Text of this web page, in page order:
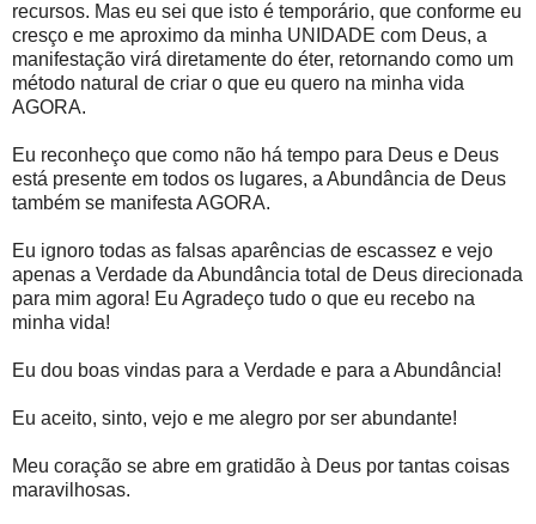
recursos. Mas eu sei que isto é temporário, que conforme eu
cresço e me aproximo da minha UNIDADE com Deus, a
manifestação virá diretamente do éter, retornando como um
método natural de criar o que eu quero na minha vida
AGORA.
Eu reconheço que como não há tempo para Deus e Deus
está presente em todos os lugares, a Abundância de Deus
também se manifesta AGORA.
Eu ignoro todas as falsas aparências de escassez e vejo
apenas a Verdade da Abundância total de Deus direcionada
para mim agora! Eu Agradeço tudo o que eu recebo na
minha vida!
Eu dou boas vindas para a Verdade e para a Abundância!
Eu aceito, sinto, vejo e me alegro por ser abundante!
Meu coração se abre em gratidão à Deus por tantas coisas
maravilhosas.